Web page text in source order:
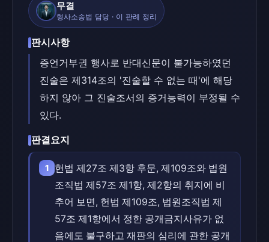
무결
형사소송법 담당 · 이 판례 정리
판시사항
증언거부권 행사로 반대신문이 불가능하였던
진술은 제314조의 '진술할 수 없는 때'에 해당
하지 않아 그 진술조서의 증거능력이 부정될 수
있다.
판결요지
1
헌법 제27조 제3항 후문, 제109조와 법원
조직법 제57조 제1항, 제2항의 취지에 비
추어 보면, 헌법 제109조, 법원조직법 제
57조 제1항에서 정한 공개금지사유가 없
음에도 불구하고 재판의 심리에 관한 공개